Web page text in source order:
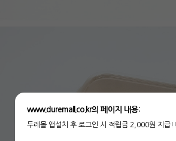
www.duremall.co.kr의 페이지 내용:
두레몰 앱설치 후 로그인 시 적립금 2,000원 지급!!